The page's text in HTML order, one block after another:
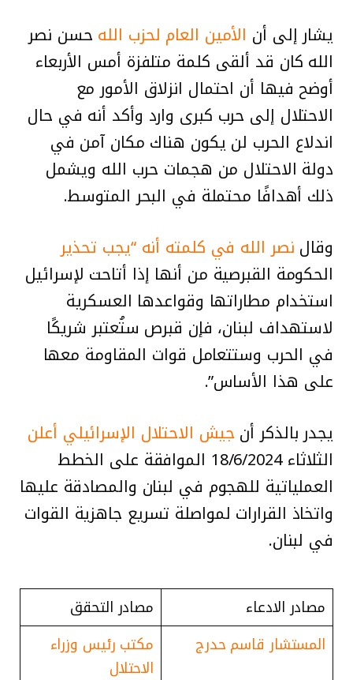
يشار إلى أن الأمين العام لحزب الله حسن نصر
الله كان قد ألقى كلمة متلفزة أمس الأربعاء
أوضح فيها أن احتمال انزلاق الأمور مع
الاحتلال إلى حرب كبرى وارد وأكد أنه في حال
اندلاع الحرب لن يكون هناك مكان آمن في
دولة الاحتلال من هجمات حرب الله ويشمل
ذلك أهدافًا محتملة في البحر المتوسط.
وقال نصر الله في كلمته أنه “يجب تحذير
الحكومة القبرصية من أنها إذا أتاحت لإسرائيل
استخدام مطاراتها وقواعدها العسكرية
لاستهداف لبنان، فإن قبرص ستُعتبر شريكًا
في الحرب وستتعامل قوات المقاومة معها
على هذا الأساس”.
يجدر بالذكر أن جيش الاحتلال الإسرائيلي أعلن
الثلاثاء 18/6/2024 الموافقة على الخطط
العملياتية للهجوم في لبنان والمصادقة عليها
واتخاذ القرارات لمواصلة تسريع جاهزية القوات
في لبنان.
مصادر الادعاء
مصادر التحقق
المستشار قاسم حدرج
مكتب رئيس وزراء
الاحتلال